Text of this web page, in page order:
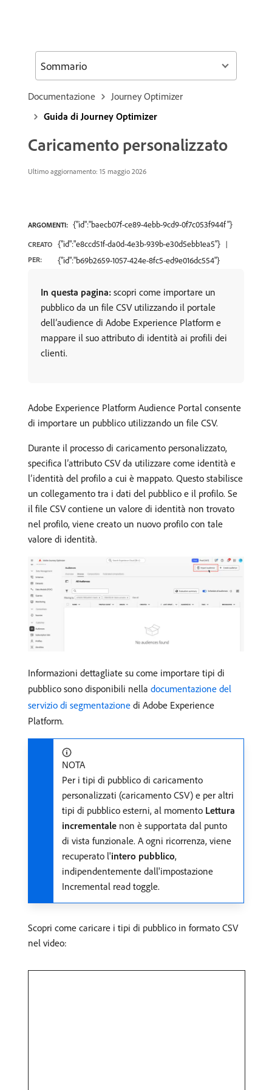
Documentazione
Journey Optimizer
Guida di Journey Optimizer
Caricamento personalizzato
Ultimo aggiornamento: 15 maggio 2026
ARGOMENTI: {"id":"baecb07f-ce89-4ebb-9cd9-0f7c053f944f"}
CREATO
PER:
{"id":"e8ccd51f-da0d-4e3b-939b-e30d5ebb1ea5"}
{"id":"b69b2659-1057-424e-8fc5-ed9e016dc554"}
In questa pagina: scopri come importare un
pubblico da un file CSV utilizzando il portale
dell’audience di Adobe Experience Platform e
mappare il suo attributo di identità ai profili dei
clienti.
Adobe Experience Platform Audience Portal consente
di importare un pubblico utilizzando un file CSV.
Durante il processo di caricamento personalizzato,
specifica l’attributo CSV da utilizzare come identità e
l’identità del profilo a cui è mappato. Questo stabilisce
un collegamento tra i dati del pubblico e il profilo. Se
il file CSV contiene un valore di identità non trovato
nel profilo, viene creato un nuovo profilo con tale
valore di identità.
Informazioni dettagliate su come importare tipi di
pubblico sono disponibili nella documentazione del
servizio di segmentazione di Adobe Experience
Platform.
NOTA
Per i tipi di pubblico di caricamento
personalizzati (caricamento CSV) e per altri
tipi di pubblico esterni, al momento Lettura
incrementale non è supportata dal punto
di vista funzionale. A ogni ricorrenza, viene
recuperato l'intero pubblico,
indipendentemente dall'impostazione
Incremental read toggle.
Scopri come caricare i tipi di pubblico in formato CSV
nel video:
Sommario